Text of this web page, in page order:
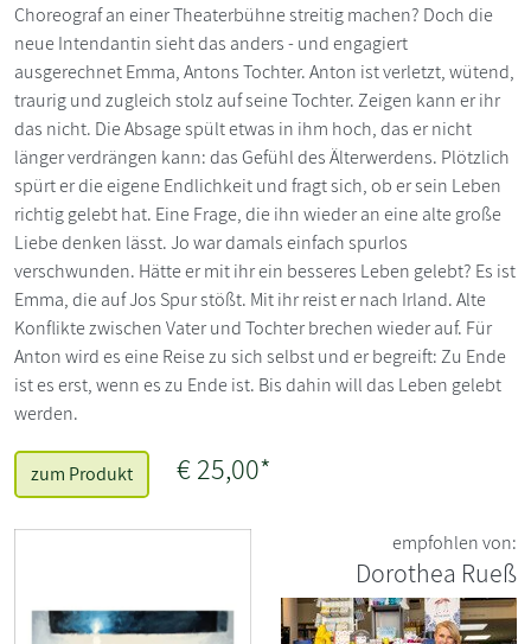
Choreograf an einer Theaterbühne streitig machen? Doch die
neue Intendantin sieht das anders - und engagiert
ausgerechnet Emma, Antons Tochter. Anton ist verletzt, wütend,
traurig und zugleich stolz auf seine Tochter. Zeigen kann er ihr
das nicht. Die Absage spült etwas in ihm hoch, das er nicht
länger verdrängen kann: das Gefühl des Älterwerdens. Plötzlich
spürt er die eigene Endlichkeit und fragt sich, ob er sein Leben
richtig gelebt hat. Eine Frage, die ihn wieder an eine alte große
Liebe denken lässt. Jo war damals einfach spurlos
verschwunden. Hätte er mit ihr ein besseres Leben gelebt? Es ist
Emma, die auf Jos Spur stößt. Mit ihr reist er nach Irland. Alte
Konflikte zwischen Vater und Tochter brechen wieder auf. Für
Anton wird es eine Reise zu sich selbst und er begreift: Zu Ende
ist es erst, wenn es zu Ende ist. Bis dahin will das Leben gelebt
werden.
zum Produkt € 25,00*
empfohlen von:
Dorothea Rueß